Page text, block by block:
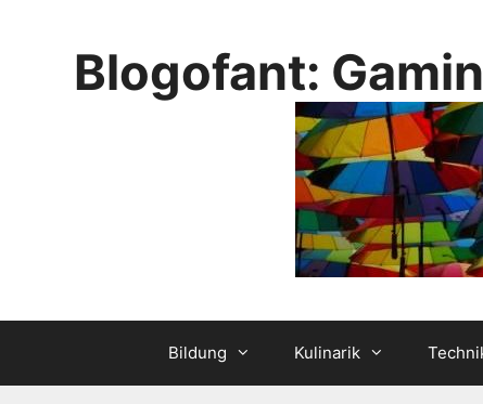
Blogofant:
Bildung Kulinarik